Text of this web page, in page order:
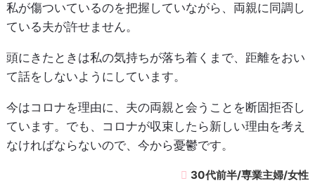
私が傷ついているのを把握していながら、両親に同調し
ている夫が許せません。
頭にきたときは私の気持ちが落ち着くまで、距離をおい
て話をしないようにしています。
今はコロナを理由に、夫の両親と会うことを断固拒否し
ています。でも、コロナが収束したら新しい理由を考え
なければならないので、今から憂鬱です。
30代前半/専業主婦/女性